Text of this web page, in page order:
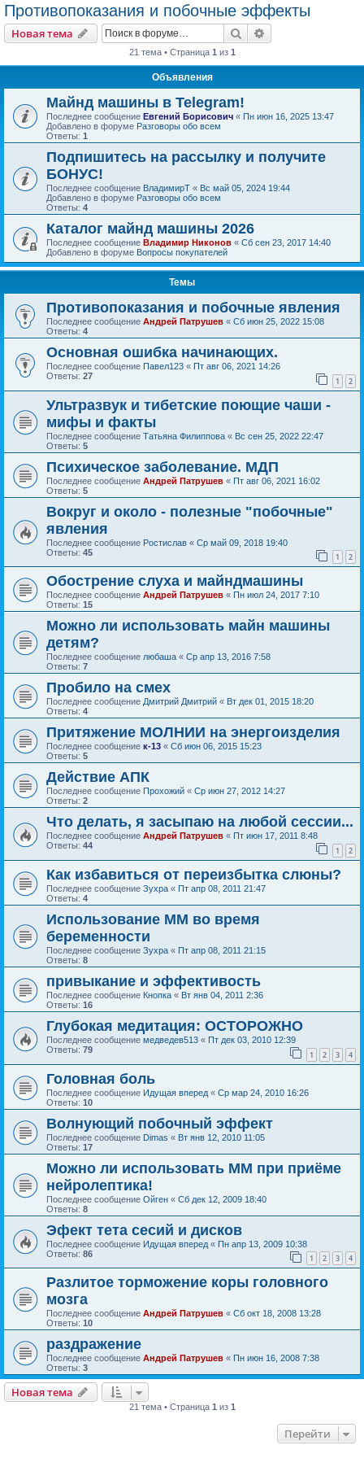
Противопоказания и побочные эффекты
Новая тема Поиск
21 тема • Страница 1 из 1
Объявления
Майнд машины в Telegram!
Последнее сообщение Евгений Борисович « Пн июн 16, 2025 13:47
Добавлено в форуме Разговоры обо всем
Ответы: 1
Подпишитесь на рассылку и получите
БОНУС!
Последнее сообщение ВладимирТ « Вс май 05, 2024 19:44
Добавлено в форуме Разговоры обо всем
Ответы: 4
Каталог майнд машины 2026
Последнее сообщение Владимир Никонов « Сб сен 23, 2017 14:40
Добавлено в форуме Вопросы покупателей
Темы
Противопоказания и побочные явления
Последнее сообщение Андрей Патрушев « Сб июн 25, 2022 15:08
Ответы: 4
Основная ошибка начинающих.
Последнее сообщение Павел123 « Пт авг 06, 2021 14:26
Ответы: 27 1 2
Ультразвук и тибетские поющие чаши -
мифы и факты
Последнее сообщение Татьяна Филиппова « Вс сен 25, 2022 22:47
Ответы: 5
Психическое заболевание. МДП
Последнее сообщение Андрей Патрушев « Пт авг 06, 2021 16:02
Ответы: 5
Вокруг и около - полезные "побочные"
явления
Последнее сообщение Ростислав « Ср май 09, 2018 19:40
Ответы: 45 1 2
Обострение слуха и майндмашины
Последнее сообщение Андрей Патрушев « Пн июл 24, 2017 7:10
Ответы: 15
Можно ли использовать майн машины
детям?
Последнее сообщение любаша « Ср апр 13, 2016 7:58
Ответы: 7
Пробило на смех
Последнее сообщение Дмитрий Дмитрий « Вт дек 01, 2015 18:20
Ответы: 4
Притяжение МОЛНИИ на энергоизделия
Последнее сообщение к-13 « Сб июн 06, 2015 15:23
Ответы: 5
Действие АПК
Последнее сообщение Прохожий « Ср июн 27, 2012 14:27
Ответы: 2
Что делать, я засыпаю на любой сессии...
Последнее сообщение Андрей Патрушев « Пт июн 17, 2011 8:48
Ответы: 44 1 2
Как избавиться от переизбытка слюны?
Последнее сообщение Зухра « Пт апр 08, 2011 21:47
Ответы: 4
Использование ММ во время
беременности
Последнее сообщение Зухра « Пт апр 08, 2011 21:15
Ответы: 8
привыкание и эффективость
Последнее сообщение Кнопка « Вт янв 04, 2011 2:36
Ответы: 16
Глубокая медитация: ОСТОРОЖНО
Последнее сообщение медведев513 « Пт дек 03, 2010 12:39
Ответы: 79 1 2 3 4
Головная боль
Последнее сообщение Идущая вперед « Ср мар 24, 2010 16:26
Ответы: 10
Волнующий побочный эффект
Последнее сообщение Dimas « Вт янв 12, 2010 11:05
Ответы: 17
Можно ли использовать ММ при приёме
нейролептика!
Последнее сообщение Ойген « Сб дек 12, 2009 18:40
Ответы: 8
Эфект тета сесий и дисков
Последнее сообщение Идущая вперед « Пн апр 13, 2009 10:38
Ответы: 86 1 2 3 4
Разлитое торможение коры головного
мозга
Последнее сообщение Андрей Патрушев « Сб окт 18, 2008 13:28
Ответы: 10
раздражение
Последнее сообщение Андрей Патрушев « Пн июн 16, 2008 7:38
Ответы: 3
Новая тема
21 тема • Страница 1 из 1
Перейти